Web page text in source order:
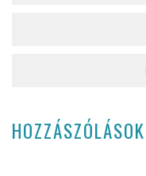
HOZZÁSZÓLÁSOK